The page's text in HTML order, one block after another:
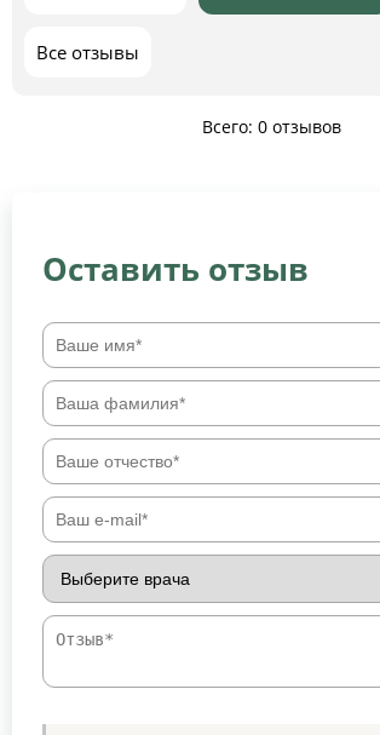
Все отзывы
Всего: 0 отзывов
Оставить отзыв